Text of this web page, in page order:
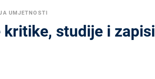
UMJETNOSTI
kritike, studije i zapisi